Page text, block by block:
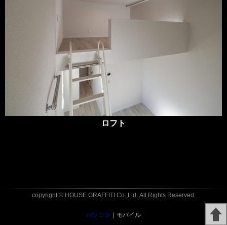
ロフト
copyright © HOUSE GRAFFITI Co.,Ltd. All Rights Reserved.
パソコン ｜モバイル